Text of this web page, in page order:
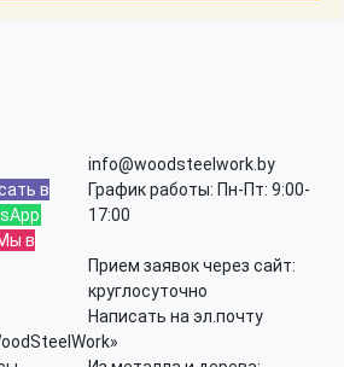
в
в
info@woodsteelwork.by
График работы: Пн-Пт: 9:00-
17:00
Прием заявок через сайт:
круглосуточно
Написать на эл.почту